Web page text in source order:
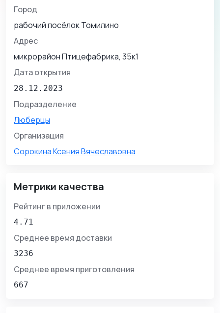
Город
рабочий посёлок Томилино
Адрес
микрорайон Птицефабрика, 35к1
Дата открытия
28.12.2023
Подразделение
Люберцы
Организация
Сорокина Ксения Вячеславовна
Метрики качества
Рейтинг в приложении
4.71
Среднее время доставки
3236
Среднее время приготовления
667